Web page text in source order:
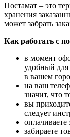
Постамат – это
хранения
может забрать
Как работать с
в момент
удобный для
в вашем
на ваш
значит, что
вы
следует
оплачиваете
забираете